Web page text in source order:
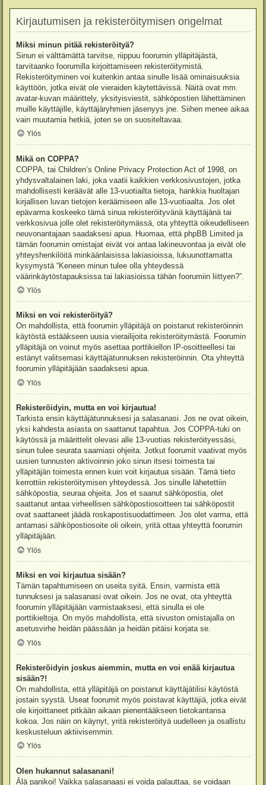
Kirjautumisen ja rekisteröitymisen ongelmat
Miksi minun pitää rekisteröityä?
Sinun ei välttämättä tarvitse, riippuu foorumin ylläpitäjästä,
tarvitaanko foorumilla kirjoittamiseen rekisteröitymistä.
Rekisteröityminen voi kuitenkin antaa sinulle lisää ominaisuuksia
käyttöön, jotka eivät ole vieraiden käytettävissä. Näitä ovat mm.
avatar-kuvan määrittely, yksityisviestit, sähköpostien lähettäminen
muille käyttäjille, käyttäjäryhmien jäsenyys jne. Siihen menee aikaa
vain muutamia hetkiä, joten se on suositeltavaa.
Ylös
Mikä on COPPA?
COPPA, tai Children’s Online Privacy Protection Act of 1998, on
yhdysvaltalainen laki, joka vaatii kaikkien verkkosivustojen, jotka
mahdollisesti keräävät alle 13-vuotiailta tietoja, hankkia huoltajan
kirjallisen luvan tietojen keräämiseen alle 13-vuotiaalta. Jos olet
epävarma koskeeko tämä sinua rekisteröityvänä käyttäjänä tai
verkkosivua jolle olet rekisteröitymässä, ota yhteyttä oikeudelliseen
neuvonantajaan saadaksesi apua. Huomaa, että phpBB Limited ja
tämän foorumin omistajat eivät voi antaa lakineuvontaa ja eivät ole
yhteyshenkilöitä minkäänlaisissa lakiasioissa, lukuunottamatta
kysymystä “Keneen minun tulee olla yhteydessä
väärinkäytöstapauksissa tai lakiasioissa tähän foorumiin liittyen?”.
Ylös
Miksi en voi rekisteröityä?
On mahdollista, että foorumin ylläpitäjä on poistanut rekisteröinnin
käytöstä estääkseen uusia vierailijoita rekisteröitymästä. Foorumin
ylläpitäjä on voinut myös asettaa porttikiellon IP-osoitteellesi tai
estänyt valitsemasi käyttäjätunnuksen rekisteröinnin. Ota yhteyttä
foorumin ylläpitäjään saadaksesi apua.
Ylös
Rekisteröidyin, mutta en voi kirjautua!
Tarkista ensin käyttäjätunnuksesi ja salasanasi. Jos ne ovat oikein,
yksi kahdesta asiasta on saattanut tapahtua. Jos COPPA-tuki on
käytössä ja määrittelit olevasi alle 13-vuotias rekisteröityessäsi,
sinun tulee seurata saamiasi ohjeita. Jotkut foorumit vaativat myös
uusien tunnusten aktivoinnin joko sinun itsesi toimesta tai
ylläpitäjän toimesta ennen kuin voit kirjautua sisään. Tämä tieto
kerrottiin rekisteröitymisen yhteydessä. Jos sinulle lähetettiin
sähköpostia, seuraa ohjeita. Jos et saanut sähköpostia, olet
saattanut antaa virheellisen sähköpostiosoitteen tai sähköpostit
ovat saattaneet jäädä roskapostisuodattimeen. Jos olet varma, että
antamasi sähköpostiosoite oli oikein, yritä ottaa yhteyttä foorumin
ylläpitäjään.
Ylös
Miksi en voi kirjautua sisään?
Tämän tapahtumiseen on useita syitä. Ensin, varmista että
tunnuksesi ja salasanasi ovat oikein. Jos ne ovat, ota yhteyttä
foorumin ylläpitäjään varmistaaksesi, että sinulla ei ole
porttikieltoja. On myös mahdollista, että sivuston omistajalla on
asetusvirhe heidän päässään ja heidän pitäisi korjata se.
Ylös
Rekisteröidyin joskus aiemmin, mutta en voi enää kirjautua
sisään?!
On mahdollista, että ylläpitäjä on poistanut käyttäjätilisi käytöstä
jostain syystä. Useat foorumit myös poistavat käyttäjiä, jotka eivät
ole kirjoittaneet pitkään aikaan pienentääkseen tietokantansa
kokoa. Jos näin on käynyt, yritä rekisteröityä uudelleen ja osallistu
keskusteluun aktiivisemmin.
Ylös
Olen hukannut salasanani!
Älä panikoi! Vaikka salasanaasi ei voida palauttaa, se voidaan